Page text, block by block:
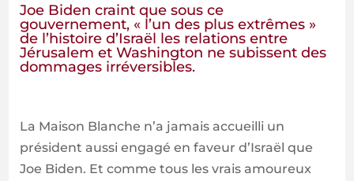
Joe Biden craint que sous ce
gouvernement, « l’un des plus extrêmes »
de l’histoire d’Israël les relations entre
Jérusalem et Washington ne subissent des
dommages irréversibles.
La Maison Blanche n’a jamais accueilli un
président aussi engagé en faveur d’Israël que
Joe Biden. Et comme tous les vrais amoureux